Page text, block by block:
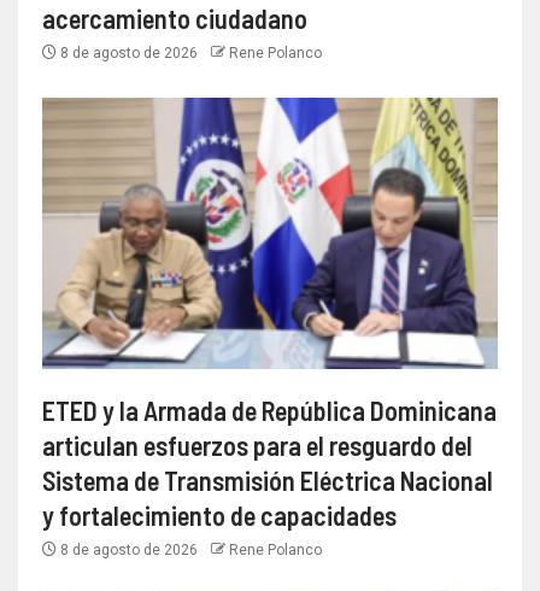
acercamiento ciudadano
8 de agosto de 2026 Rene Polanco
ETED y la Armada de República Dominicana
articulan esfuerzos para el resguardo del
Sistema de Transmisión Eléctrica Nacional
y fortalecimiento de capacidades
8 de agosto de 2026 Rene Polanco